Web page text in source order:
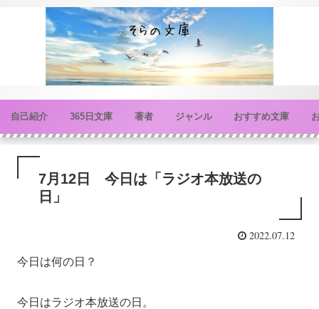
自己紹介 365日文庫 著者 ジャンル おすすめ文庫
7月12日 今日は「ラジオ本放送の
日」
2022.07.12
今日は何の日？
今日はラジオ本放送の日。